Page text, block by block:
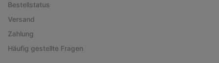
Bestellstatus
Versand
Zahlung
Häufig gestellte Fragen